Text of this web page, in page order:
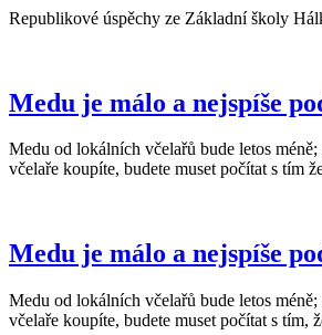
Republikové úspěchy ze Základní školy
Medu je málo a nejspíše
Medu od lokálních včelařů bude letos
včelaře koupíte, budete muset počítat s tím
Medu je málo a nejspíše
Medu od lokálních včelařů bude letos
včelaře koupíte, budete muset počítat s tím,